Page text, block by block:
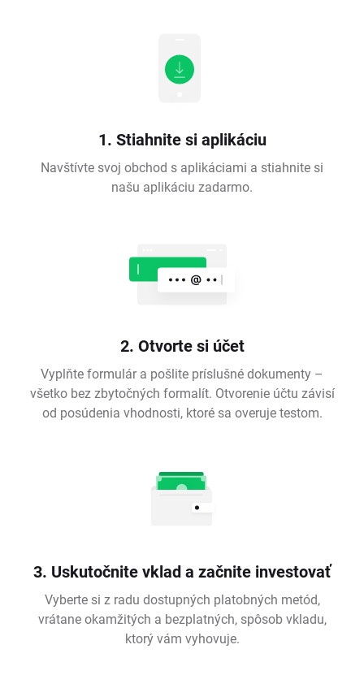
1. Stiahnite si aplikáciu
Navštívte svoj obchod s aplikáciami a stiahnite si
našu aplikáciu zadarmo.
2. Otvorte si účet
Vyplňte formulár a pošlite príslušné dokumenty –
všetko bez zbytočných formalít. Otvorenie účtu závisí
od posúdenia vhodnosti, ktoré sa overuje testom.
3. Uskutočnite vklad a začnite investovať
Vyberte si z radu dostupných platobných metód,
vrátane okamžitých a bezplatných, spôsob vkladu,
ktorý vám vyhovuje.